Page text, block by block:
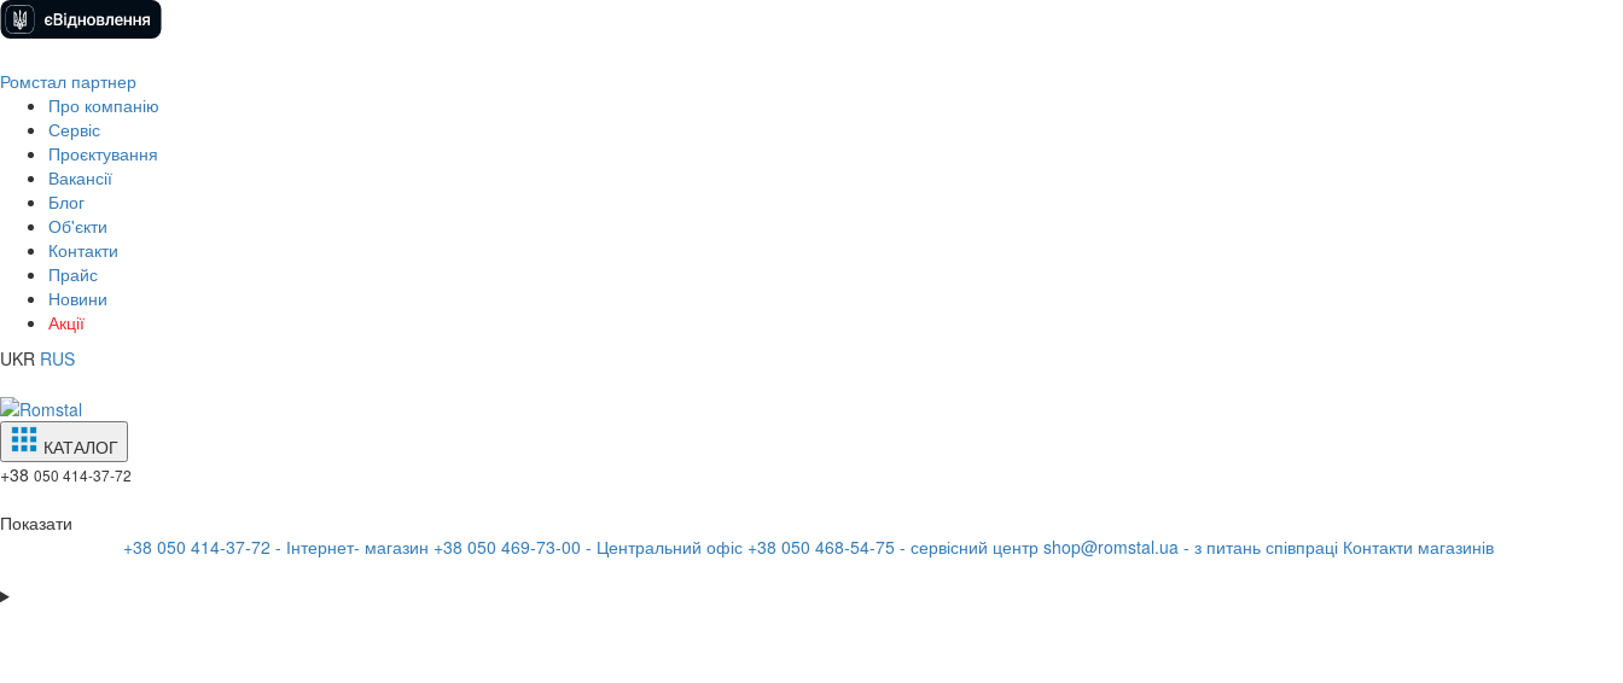
Ромстал партнер
Про компанію
Сервіс
Проєктування
Вакансії
Блог
Об'єкти
Контакти
Прайс
Новини
Акції
UKR RUS
КАТАЛОГ
+38 050 414-37-72
Показати
+38 050 414-37-72 - Інтернет- магазин +38 050 469-73-00 - Центральний офіс +38 050 468-54-75 - сервісний центр shop@romstal.ua - з питань співпраці Контакти магазинів